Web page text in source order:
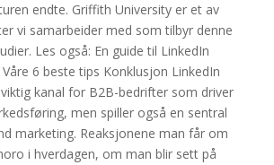
endte. Griffith University er et av
vi samarbeider med som tilbyr denne
Les også: En guide til LinkedIn
6 beste tips Konklusjon LinkedIn
kanal for B2B-bedrifter som driver
men spiller også en sentral
marketing. Reaksjonene man får om
i hverdagen, om man blir sett på